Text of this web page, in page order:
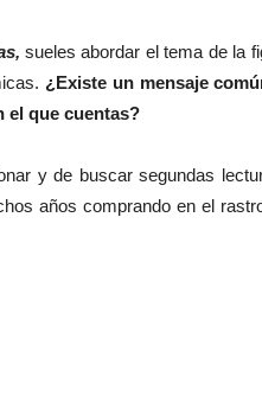
sueles abordar el tema de la
¿Existe un mensaje
el que cuentas?
y de buscar segundas
años comprando en el